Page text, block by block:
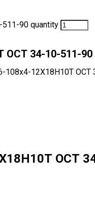
90 quantity
ОСТ 34-10-511-90
108х4-12Х18Н10Т ОСТ
ОСТ